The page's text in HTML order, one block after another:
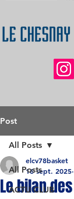
Post
All Posts
ACTU CLUB
All Posts
Le bilan
elcv78basket
16 sept. 2025